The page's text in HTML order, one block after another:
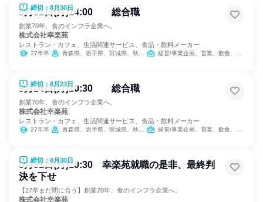
締切：8月30日
8月31日(月)14:00 総合職
創業70年、食のインフラ企業へ。
株式会社幸楽苑
レストラン・カフェ、生活関連サービス、食品・飲料メーカー
27年卒 青森県、岩手県、宮城県、秋田県、山形県、福島県、茨城県、栃木県、群馬県、埼玉県、千葉県、東京都、神奈川県、新潟県、山梨県、長野県、静岡県 経営/事業企画、営業、飲食、小売販売/流通、製造・生産工程、SCM/生産管理/購買/物流、人事、広報/IR、商品企画、マーケティング・広告・宣伝、カスタマーサクセス
締切：8月23日
8月24日(月)10:30 総合職
創業70年、食のインフラ企業へ。
株式会社幸楽苑
レストラン・カフェ、生活関連サービス、食品・飲料メーカー
27年卒 青森県、岩手県、宮城県、秋田県、山形県、福島県、茨城県、栃木県、群馬県、埼玉県、千葉県、東京都、神奈川県、新潟県、山梨県、長野県、静岡県 経営/事業企画、営業、飲食、小売販売/流通、製造・生産工程、SCM/生産管理/購買/物流、人事、広報/IR、商品企画、マーケティング・広告・宣伝、カスタマーサクセス
締切：8月30日
8月31日(月)10:30 幸楽苑就職の是非、最終判
決を下せ
【27卒まだ間に合う】創業70年、食のインフラ企業へ。
株式会社幸楽苑